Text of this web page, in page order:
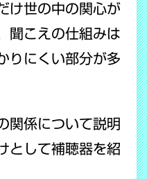
け世の中の関心が
聞こえの仕組みは
りにくい部分が多
関係について説明
として補聴器を紹